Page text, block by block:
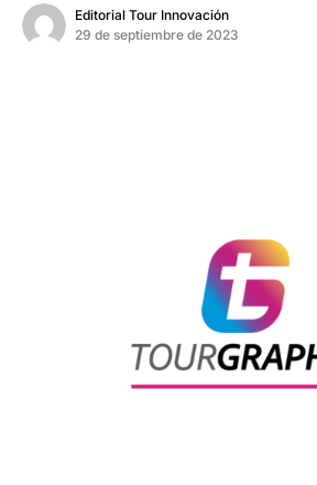
Editorial Tour Innovación
29 de septiembre de 2023